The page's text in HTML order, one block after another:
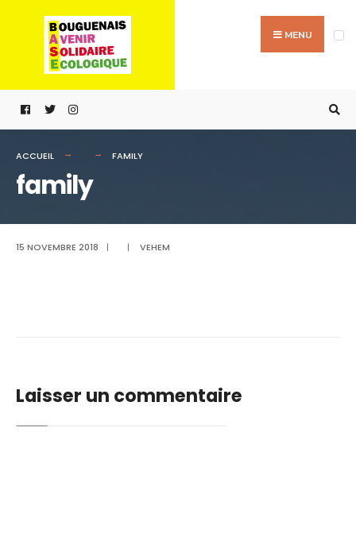
contenu
MENU
ACCUEIL FAMILY
family
15 NOVEMBRE 2018 | | VEHEM
Laisser un commentaire
for: